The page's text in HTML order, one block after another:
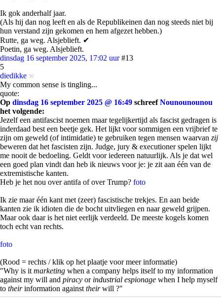
Ik gok anderhalf jaar.
(Als hij dan nog leeft en als de Republikeinen dan nog steeds niet bij
hun verstand zijn gekomen en hem afgezet hebben.)
Rutte, ga weg. Alsjeblieft. ✔
Poetin, ga weg. Alsjeblieft.
dinsdag 16 september 2025, 17:02 uur #13
5
diedikke
My common sense is tingling...
quote:
Op dinsdag 16 september 2025 @ 16:49 schreefNounounounou
het volgende:
Jezelf een antifascist noemen maar tegelijkertijd als fascist gedragen is
inderdaad best een beetje gek. Het lijkt voor sommigen een vrijbrief te
zijn om geweld (of intimidatie) te gebruiken tegen mensen waarvan zij
beweren dat het fascisten zijn. Judge, jury & executioner spelen lijkt
me nooit de bedoeling. Geldt voor iedereen natuurlijk. Als je dat wel
een goed plan vindt dan heb ik nieuws voor je: je zit aan één van de
extremistische kanten.
Heb je het nou over antifa of over Trump? foto
Ik zie maar één kant met (zeer) fascistische trekjes. En aan beide
kanten zie ik idioten die de bocht uitvliegen en naar geweld grijpen.
Maar ook daar is het niet eerlijk verdeeld. De meeste kogels komen
toch echt van rechts.
foto
(Rood = rechts / klik op het plaatje voor meer informatie)
"Why is it marketing when a company helps itself to my information
against my will and piracy or industrial espionage when I help myself
to theirinformation against theirwill ?"